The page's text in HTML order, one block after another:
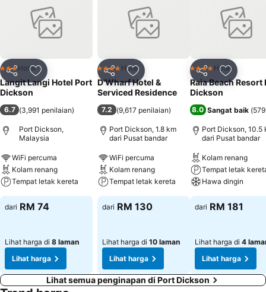
Kongsi Tambah ke favorit
3 Bintang
Hotel
Langit Langi Hotel Port
Dickson
6.7 (3,991 penilaian)
Port Dickson,
Malaysia
WiFi percuma
Kolam renang
Tempat letak kereta
dari RM 74
Lihat harga di 8 laman
Lihat harga
Kongsi Tambah ke favorit
4 BintangHotel
D'Wharf Hotel &
Serviced Residence
7.2 (9,617 penilaian)
Port Dickson, 1.8 km
dari Pusat bandar
WiFi percuma
Kolam renang
Tempat letak kereta
dari RM 130
Lihat harga di 10 laman
Lihat harga
Kongsi Tambah
4 BintangHotel
Raia Beach Resort
Dickson
8.0 Sangat baik (
Port Dickson, 10.5
dari Pusat bandar
Kolam renang
Tempat letak
Hawa dingin
dari RM 181
Lihat harga di 4
Lihat harga
Lihat semua penginapan di Port Dickson